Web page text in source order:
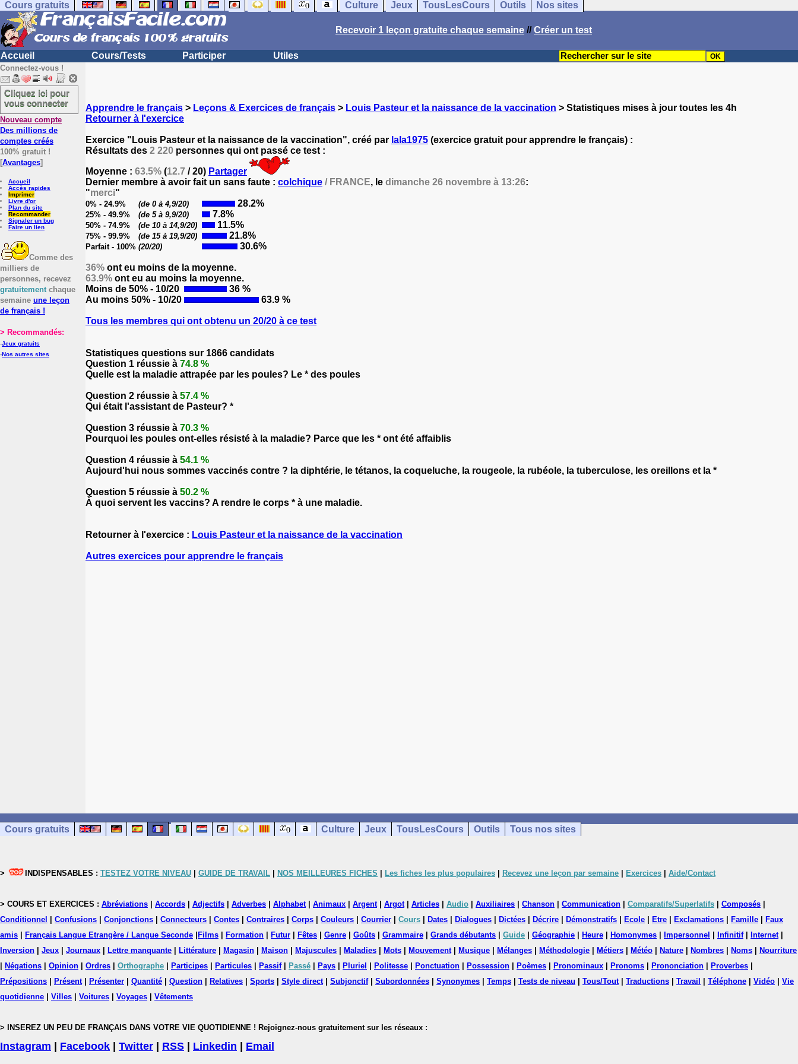
Cours gratuits Culture Jeux TousLesCours Outils Nos sites
Recevoir 1 leçon gratuite chaque semaine //Créer un test
Accueil Cours/Tests Participer Utiles
Connectez-vous !
Cliquez ici pour
vous connecter
Nouveau compte
Des millions de
comptes créés
100% gratuit !
[Avantages]
Accueil
Accès rapides
Imprimer
Livre d'or
Plan du site
Recommander
Signaler un bug
Faire un lien
Comme des
milliers de
personnes, recevez
gratuitementchaque
semaine une leçon
de français !
> Recommandés:
-Jeux gratuits
-Nos autres sites
Apprendre le français > Leçons & Exercices de français > Louis Pasteur et la naissance de la vaccination > Statistiques mises à jour toutes les 4h
Retourner à l'exercice
Exercice "Louis Pasteur et la naissance de la vaccination", créé par lala1975 (exercice gratuit pour apprendre le français) :
Résultats des 2 220 personnes qui ont passé ce test :
Moyenne : 63.5% (12.7 / 20) Partager
Dernier membre à avoir fait un sans faute : colchique / FRANCE, le dimanche 26 novembre à 13:26:
"merci"
0% - 24.9% (de 0 à 4,9/20) 28.2%
25% - 49.9% (de 5 à 9,9/20) 7.8%
50% - 74.9% (de 10 à 14,9/20) 11.5%
75% - 99.9% (de 15 à 19,9/20) 21.8%
Parfait - 100% (20/20) 30.6%
36% ont eu moins de la moyenne.
63.9% ont eu au moins la moyenne.
Moins de 50% - 10/20
36 %
Au moins 50% - 10/20
63.9 %
Tous les membres qui ont obtenu un 20/20 à ce test
Statistiques questions sur 1866 candidats
Question 1 réussie à 74.8 %
Quelle est la maladie attrapée par les poules? Le * des poules
Question 2 réussie à 57.4 %
Qui était l'assistant de Pasteur? *
Question 3 réussie à 70.3 %
Pourquoi les poules ont-elles résisté à la maladie? Parce que les * ont été affaiblis
Question 4 réussie à 54.1 %
Aujourd'hui nous sommes vaccinés contre ? la diphtérie, le tétanos, la coqueluche, la rougeole, la rubéole, la tuberculose, les oreillons et la *
Question 5 réussie à 50.2 %
À quoi servent les vaccins? A rendre le corps * à une maladie.
Retourner à l'exercice : Louis Pasteur et la naissance de la vaccination
Autres exercices pour apprendre le français
Cours gratuits Culture Jeux TousLesCours Outils Tous nos sites
> INDISPENSABLES : TESTEZ VOTRE NIVEAU GUIDE DE TRAVAIL NOS MEILLEURES FICHES Les fiches les plus populaires Recevez une leçon par semaine Exercices Aide/Contact
> COURS ET EXERCICES : Abréviations Accords Adjectifs Adverbes Alphabet| Animaux Argent| Argot| Articles Audio Auxiliaires Chanson Communication Comparatifs/Superlatifs Composés
Conditionnel
Confusions Conjonctions Connecteurs Contes Contraires Corps Couleurs Courrier Cours Dates Dialogues Dictées Décrire Démonstratifs Ecole Etre Exclamations Famille
Faux
amis
Français Langue Etrangère / Langue Seconde Films Formation Futur Fêtes Genre Goûts Grammaire Grands débutants Guide Géographie Heure Homonymes Impersonnel Infinitif| Internet|
Inversion
Jeux Journaux Lettre manquante Littérature Magasin Maison Majuscules Maladies Mots Mouvement| Musique Mélanges Méthodologie Métiers Météo Nature Nombres Noms
Nourriture
Négations Opinion Ordres Orthographe Participes Particules Passif| Passé Pays Pluriel Politesse Ponctuation Possession Poèmes Pronominaux Pronoms Prononciation Proverbes
Prépositions
Présent| Présenter Quantité Question Relatives Sports Style direct| Subjonctif| Subordonnées Synonymes Temps Tests de niveau Tous/Tout| Traductions Travail Téléphone Vidéo
Vie
quotidienne
Villes Voitures Voyages Vêtements
> INSEREZ UN PEU DE FRANÇAIS DANS VOTRE VIE QUOTIDIENNE ! Rejoignez-nous gratuitement sur les réseaux :
Instagram Facebook Twitter RSS Linkedin Email